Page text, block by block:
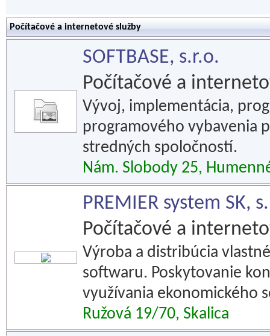
Počítačové a internetové služby
SOFTBASE, s.r.o.
Počítačové a
Vývoj, implementácia,
programového vybavenia
stredných spoločností.
Nám. Slobody 25,
PREMIER system SK,
Počítačové a
Výroba a distribúcia
softwaru. Poskytovanie
využívania ekonomického
Ružová 19/70, Skalica